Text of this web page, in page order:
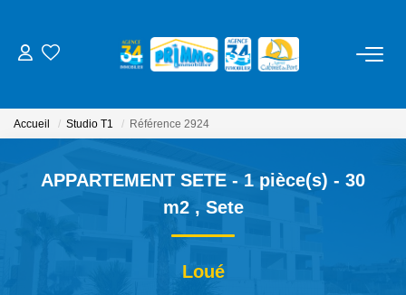
ESTIMER
Accueil Studio T1 Référence 2924
APPARTEMENT SETE - 1 pièce(s) - 30
m2 , Sete
Loué